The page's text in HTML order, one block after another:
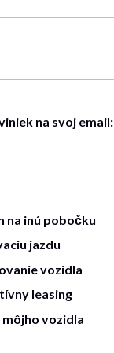
na svoj email:
na inú pobočku
jazdu
vozidla
leasing
vozidla